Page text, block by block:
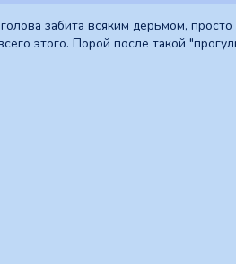
забита всяким дерьмом,
этого. Порой после такой